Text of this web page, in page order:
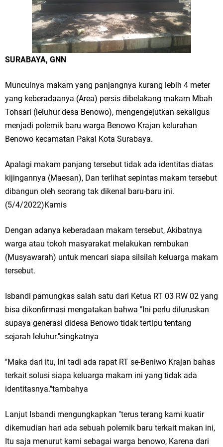
Workshop Petani Organik Pati Raya: Meneguhkan Kemandirian Pangan,
Merawat Alam, Menyelamatkan Bumi
Tumpeng Nasi Krawu Pecahkan Rekor MURI, KWGe Angkat Kuliner
FOZ Jatim, BAZNAS, dan Kemenag Salurkan 22.456 Bingkisan Lebaran
Yatim Serentak di Berbagai Daerah di Jawa Timur
Bupati Gresik Gus Yani Resmikan Kantor Desa Sidoraharjo: Simbol
Komitmen Pelayanan Publik dan Kepedulian Sosial
Optik Merlin Donasikan Rp10,36 Juta, Perkuat Keberlanjutan Program
JKNN
yang Terus Istiqomah
Wakil Ketua DPRD Gresik Mujid Riduan Sampaikan Doa dan Harapan di
Tahun Baru Islam 1448 H
PDUF MUI Jatim Gelar Doa Awal Tahun Hijriah, Teguhkan Optimisme
Menuju Indonesia Emas 2045
Reses Anggota DPRD Jabar M. Rizky di Desa Cibitung Wetan: Serap
SURABAYA, GNN
Munculnya makam yang panjangnya kurang lebih 4 meter
yang keberadaanya (Area) persis dibelakang makam Mbah
Tohsari (leluhur desa Benowo), mengengejutkan sekaligus
menjadi polemik baru warga Benowo Krajan kelurahan
Benowo kecamatan Pakal Kota Surabaya.
Apalagi makam panjang tersebut tidak ada identitas diatas
kijingannya (Maesan), Dan terlihat sepintas makam tersebut
dibangun oleh seorang tak dikenal baru-baru ini.
(5/4/2022)Kamis
Dengan adanya keberadaan makam tersebut, Akibatnya
warga atau tokoh masyarakat melakukan rembukan
(Musyawarah) untuk mencari siapa silsilah keluarga makam
tersebut.
Isbandi pamungkas salah satu dari Ketua RT 03 RW 02 yang
bisa dikonfirmasi mengatakan bahwa "Ini perlu diluruskan
supaya generasi didesa Benowo tidak tertipu tentang
sejarah leluhur."singkatnya
"Maka dari itu, Ini tadi ada rapat RT se-Beniwo Krajan bahas
terkait solusi siapa keluarga makam ini yang tidak ada
identitasnya."tambahya
Lanjut Isbandi mengungkapkan "terus terang kami kuatir
dikemudian hari ada sebuah polemik baru terkait makan ini,
Itu saja menurut kami sebagai warga benowo, Karena dari